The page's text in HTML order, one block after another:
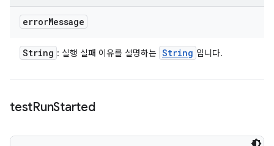
errorMessage
String : 실행 실패 이유를 설명하는 String 입니다.
testRunStarted